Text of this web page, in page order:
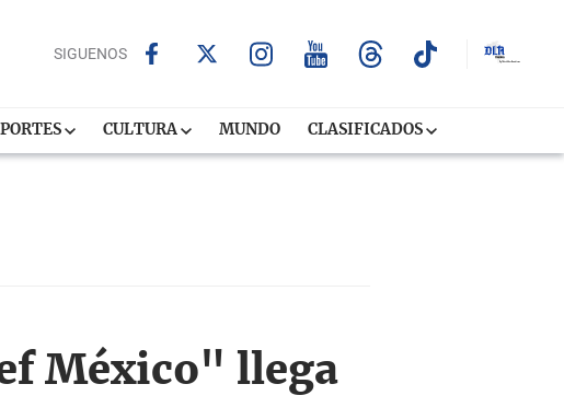
SIGUENOS
CULTURA MUNDO CLASIFICADOS
México" llega